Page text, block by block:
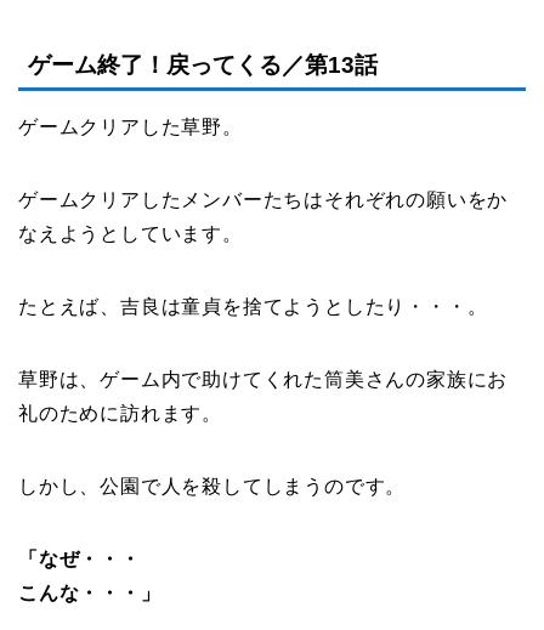
ゲーム終了！戻ってくる／第13話
ゲームクリアした草野。
ゲームクリアしたメンバーたちはそれぞれの願いをか
なえようとしています。
たとえば、吉良は童貞を捨てようとしたり・・・。
草野は、ゲーム内で助けてくれた筒美さんの家族にお
礼のために訪れます。
しかし、公園で人を殺してしまうのです。
「なぜ・・・
こんな・・・」